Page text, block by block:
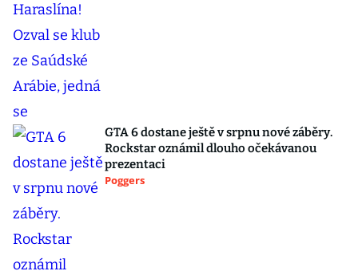
GTA 6 dostane ještě v srpnu nové záběry.
Rockstar oznámil dlouho očekávanou
prezentaci
Poggers